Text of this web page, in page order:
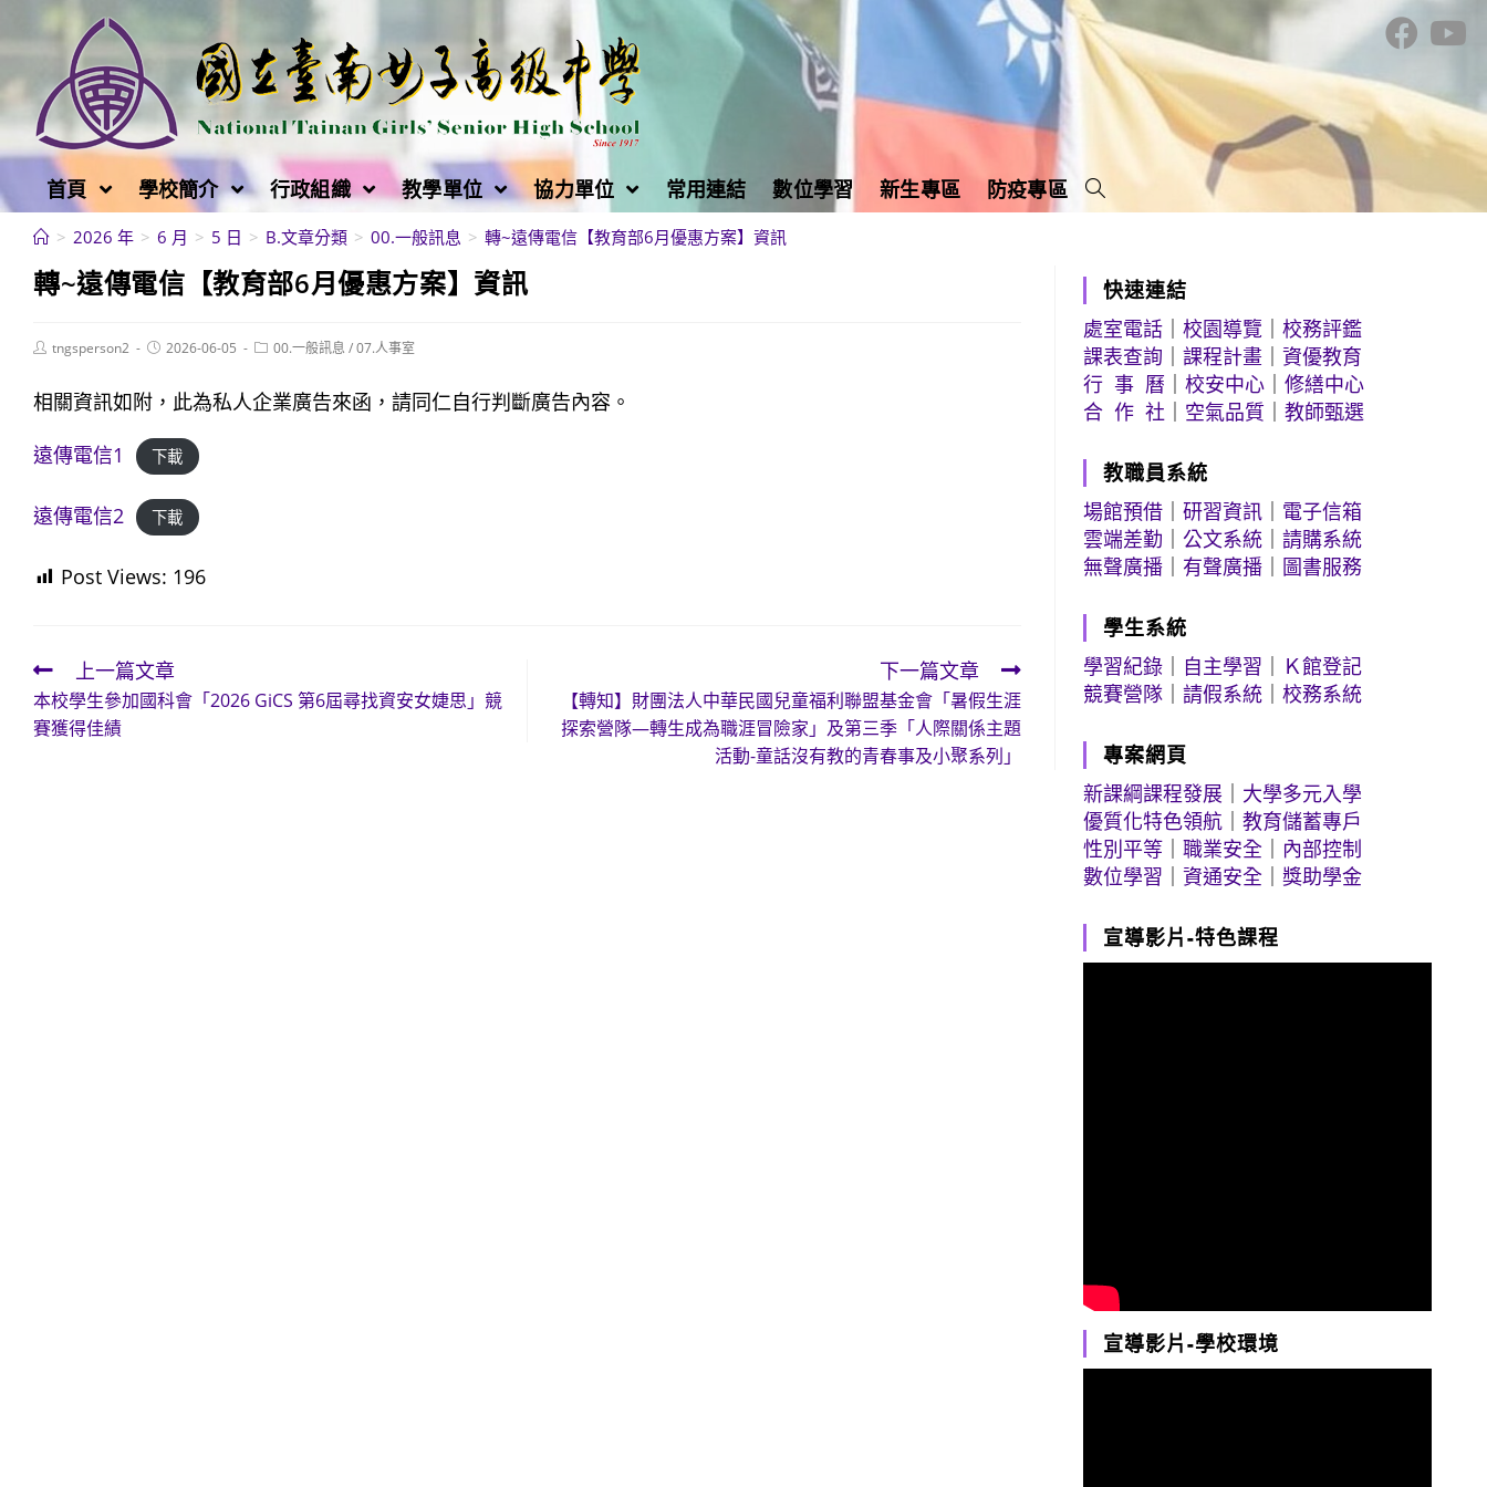
轉
至
容
首頁 學校簡介 行政組織 教學單位 協力單位 常用連結 數位學習 新生專區 防疫專區
> 2026 年 > 6 月 > 5 日 > B.文章分類 > 00.一般訊息 > 轉~遠傳電信【教育部6月優惠方案】資訊
轉~遠傳電信【教育部6月優惠方案】資訊
Posttngsperson2
Post2026-06-05
Post00.一般訊息 /07.人事室
相關資訊如附，此為私人企業廣告來函，請同仁自行判斷廣告內容。
遠傳電信1
下載
遠傳電信2 下載
Post Views: 196
Read
more
articles
上一篇文章
本校學生參加國科會「2026 GiCS 第6屆尋找資安女婕思」競
賽獲得佳績
下一篇文章
【轉知】財團法人中華民國兒童福利聯盟基金會「暑假生涯
探索營隊—轉生成為職涯冒險家」及第三季「人際關係主題
活動-童話沒有教的青春事及小聚系列」
快速連結
處室電話 ｜校園導覽 ｜校務評鑑
課表查詢 ｜課程計畫 ｜資優教育
行 事 曆 ｜校安中心 ｜修繕中心
合 作 社
空氣品質 ｜教師甄選
教職員系統
場館預借 ｜研習資訊
電子信箱
雲端差勤 ｜公文系統 ｜請購系統
無聲廣播
有聲廣播 圖書服務
學生系統
學習紀錄
自主學習
Ｋ館登記
競賽營隊 ｜請假系統 ｜校務系統
專案網頁
新課綱課程發展
大學多元入學
優質化特色領航 ｜教育儲蓄專戶
性別平等 ｜職業安全
內部控制
數位學習 ｜資通安全 ｜獎助學金
宣導影片-特色課程
宣導影片-學校環境